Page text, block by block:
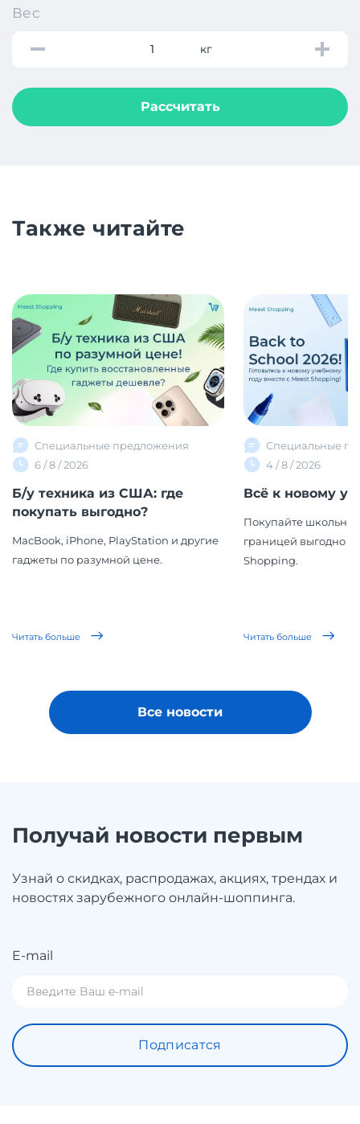
Вес
кг
Рассчитать
Также читайте
Специальные предложения
6 / 8 / 2026
Б/у техника из США: где
покупать выгодно?
MacBook, iPhone, PlayStation и другие
гаджеты по разумной цене.
Читать больше
Специальные
4 / 8 / 2026
Всё к новому
Покупайте
границей выгодно
Shopping.
Читать больше
Все новости
Получай новости первым
Узнай о скидках, распродажах, акциях, трендах и
новостях зарубежного онлайн-шоппинга.
E-mail
Подписатся